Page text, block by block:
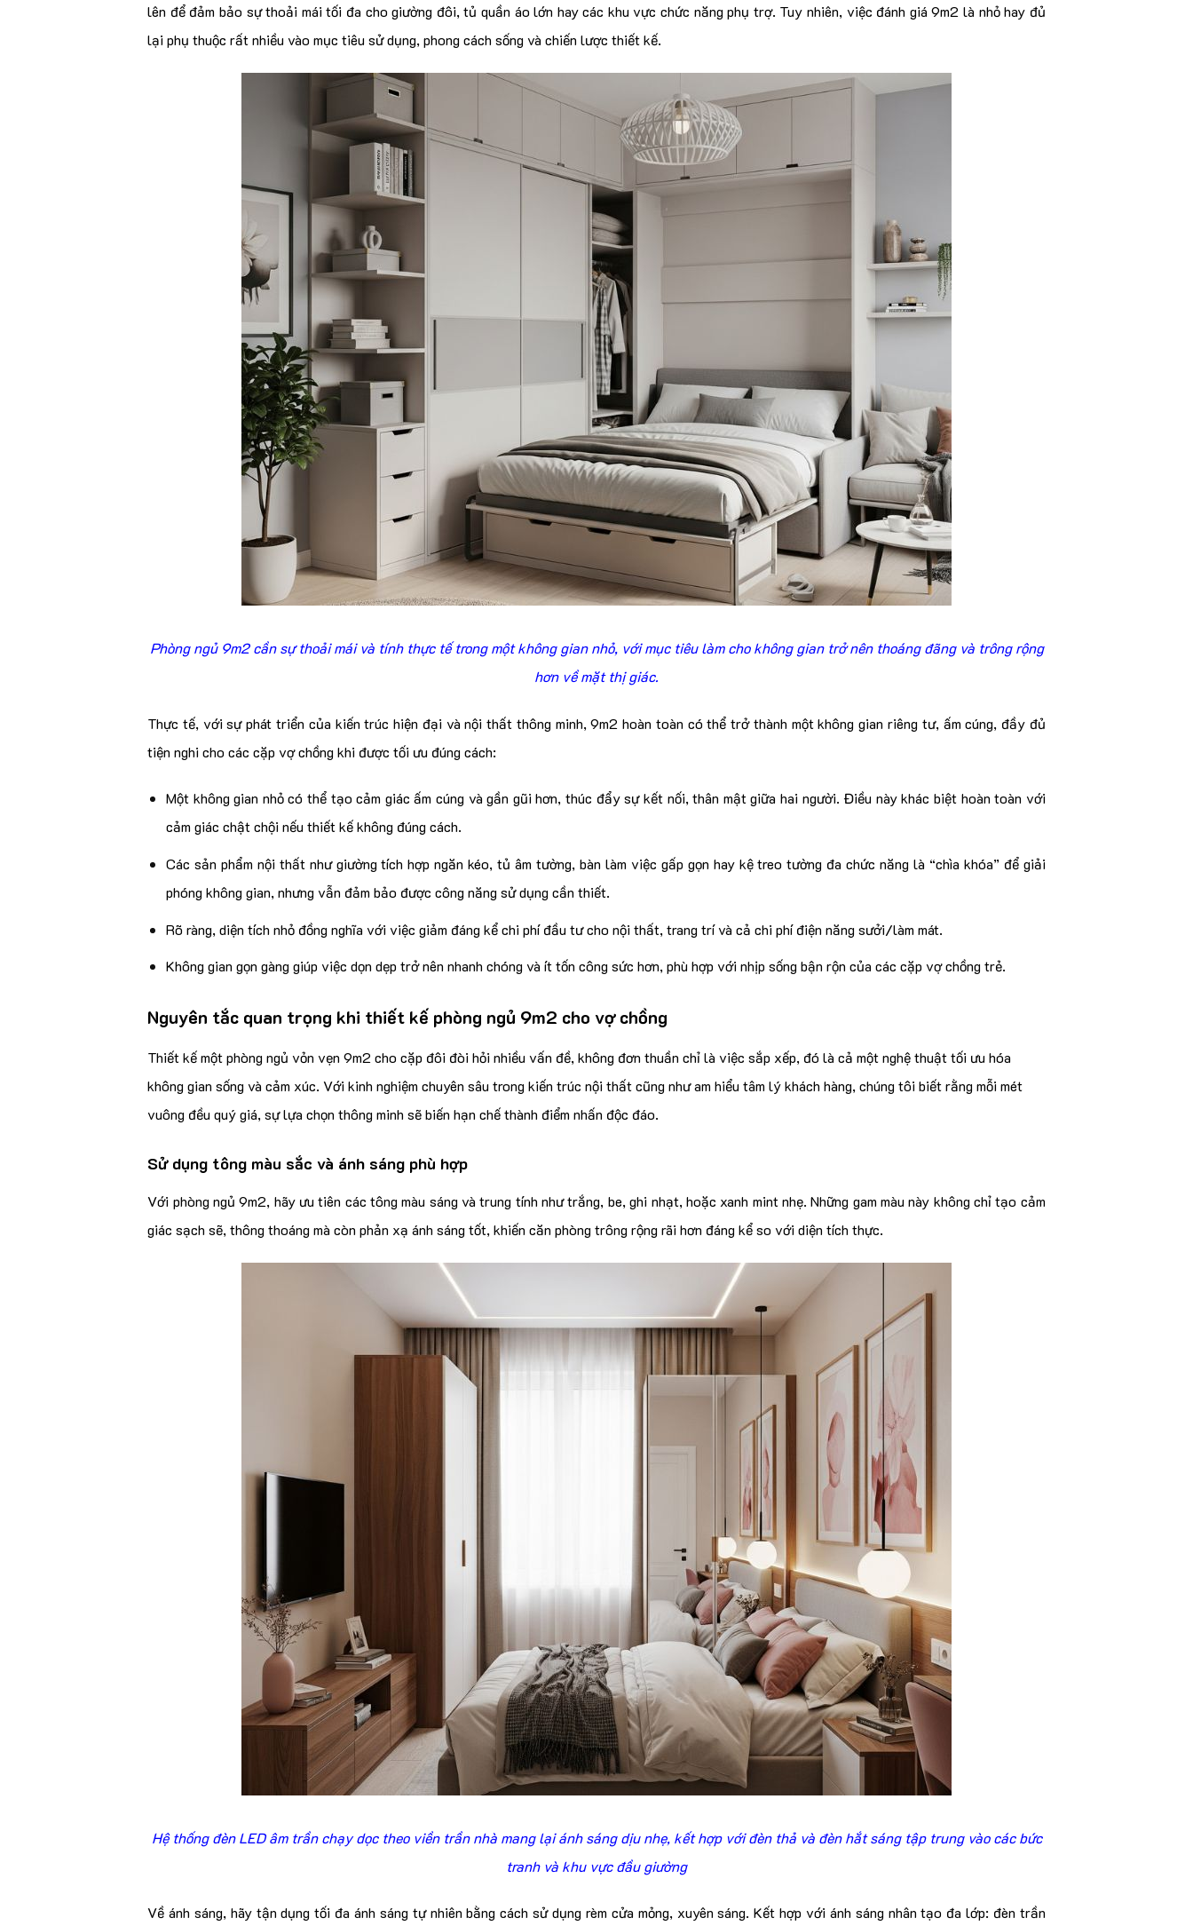
lên để đảm bảo sự thoải mái tối đa cho giường đôi, tủ quần áo lớn hay các khu vực chức năng phụ trợ. Tuy nhiên, việc đánh giá 9m2 là nhỏ hay đủ
lại phụ thuộc rất nhiều vào mục tiêu sử dụng, phong cách sống và chiến lược thiết kế.
Phòng ngủ 9m2 cần sự thoải mái và tính thực tế trong một không gian nhỏ, với mục tiêu làm cho không gian trở nên thoáng đãng và trông rộng
hơn về mặt thị giác.
Thực tế, với sự phát triển của kiến trúc hiện đại và nội thất thông minh, 9m2 hoàn toàn có thể trở thành một không gian riêng tư, ấm cúng, đầy đủ
tiện nghi cho các cặp vợ chồng khi được tối ưu đúng cách:
Một không gian nhỏ có thể tạo cảm giác ấm cúng và gần gũi hơn, thúc đẩy sự kết nối, thân mật giữa hai người. Điều này khác biệt hoàn toàn với
cảm giác chật chội nếu thiết kế không đúng cách.
Các sản phẩm nội thất như giường tích hợp ngăn kéo, tủ âm tường, bàn làm việc gấp gọn hay kệ treo tường đa chức năng là “chìa khóa” để giải
phóng không gian, nhưng vẫn đảm bảo được công năng sử dụng cần thiết.
Rõ ràng, diện tích nhỏ đồng nghĩa với việc giảm đáng kể chi phí đầu tư cho nội thất, trang trí và cả chi phí điện năng sưởi/làm mát.
Không gian gọn gàng giúp việc dọn dẹp trở nên nhanh chóng và ít tốn công sức hơn, phù hợp với nhịp sống bận rộn của các cặp vợ chồng trẻ.
Nguyên tắc quan trọng khi thiết kế phòng ngủ 9m2 cho vợ chồng
Thiết kế một phòng ngủ vỏn vẹn 9m2 cho cặp đôi đòi hỏi nhiều vấn đề, không đơn thuần chỉ là việc sắp xếp, đó là cả một nghệ thuật tối ưu hóa
không gian sống và cảm xúc. Với kinh nghiệm chuyên sâu trong kiến trúc nội thất cũng như am hiểu tâm lý khách hàng, chúng tôi biết rằng mỗi mét
vuông đều quý giá, sự lựa chọn thông minh sẽ biến hạn chế thành điểm nhấn độc đáo.
Sử dụng tông màu sắc và ánh sáng phù hợp
Với phòng ngủ 9m2, hãy ưu tiên các tông màu sáng và trung tính như trắng, be, ghi nhạt, hoặc xanh mint nhẹ. Những gam màu này không chỉ tạo cảm
giác sạch sẽ, thông thoáng mà còn phản xạ ánh sáng tốt, khiến căn phòng trông rộng rãi hơn đáng kể so với diện tích thực.
Hệ thống đèn LED âm trần chạy dọc theo viền trần nhà mang lại ánh sáng dịu nhẹ, kết hợp với đèn thả và đèn hắt sáng tập trung vào các bức
tranh và khu vực đầu giường
Về ánh sáng, hãy tận dụng tối đa ánh sáng tự nhiên bằng cách sử dụng rèm cửa mỏng, xuyên sáng. Kết hợp với ánh sáng nhân tạo đa lớp: đèn trần